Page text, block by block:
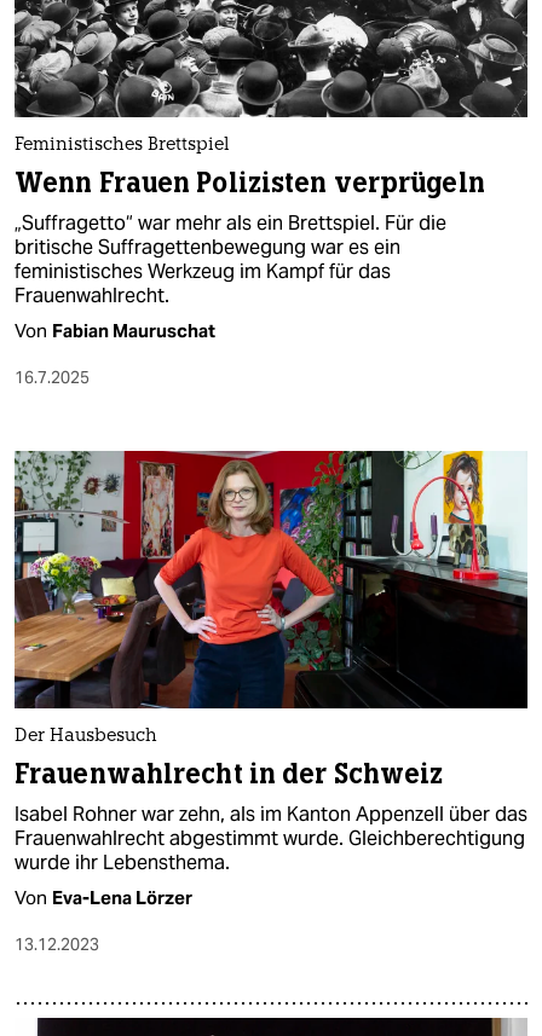
nord
wahrheit
verlag
verlag
veranstaltungen
shop
abo
genossenschaft
epaper login
Feministisches Brettspiel
Wenn Frauen Polizisten verprügeln
„Suffragetto“ war mehr als ein Brettspiel. Für die
britische Suffragettenbewegung war es ein
feministisches Werkzeug im Kampf für das
Frauenwahlrecht.
Von Fabian Mauruschat
16.7.2025
Der Hausbesuch
Frauenwahlrecht in der Schweiz
Isabel Rohner war zehn, als im Kanton Appenzell über das
Frauenwahlrecht abgestimmt wurde. Gleichberechtigung
wurde ihr Lebensthema.
Von Eva-Lena Lörzer
13.12.2023